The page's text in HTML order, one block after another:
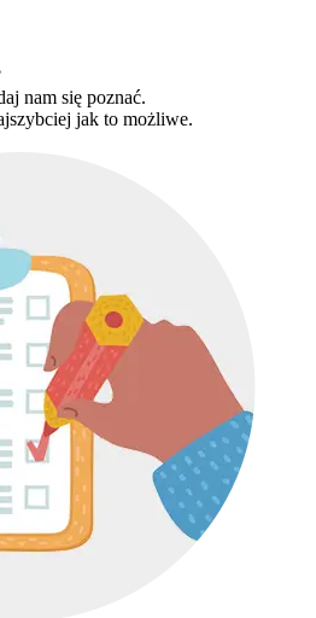
nam się poznać.
jak to możliwe.